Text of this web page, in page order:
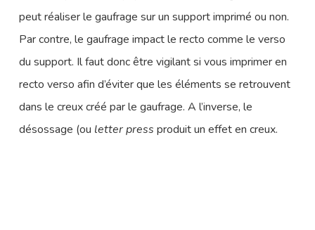
peut réaliser le gaufrage sur un support imprimé ou non.
Par contre, le gaufrage impact le recto comme le verso
du support. Il faut donc être vigilant si vous imprimer en
recto verso afin d’éviter que les éléments se retrouvent
dans le creux créé par le gaufrage. A l’inverse, le
désossage (ou letter press produit un effet en creux.